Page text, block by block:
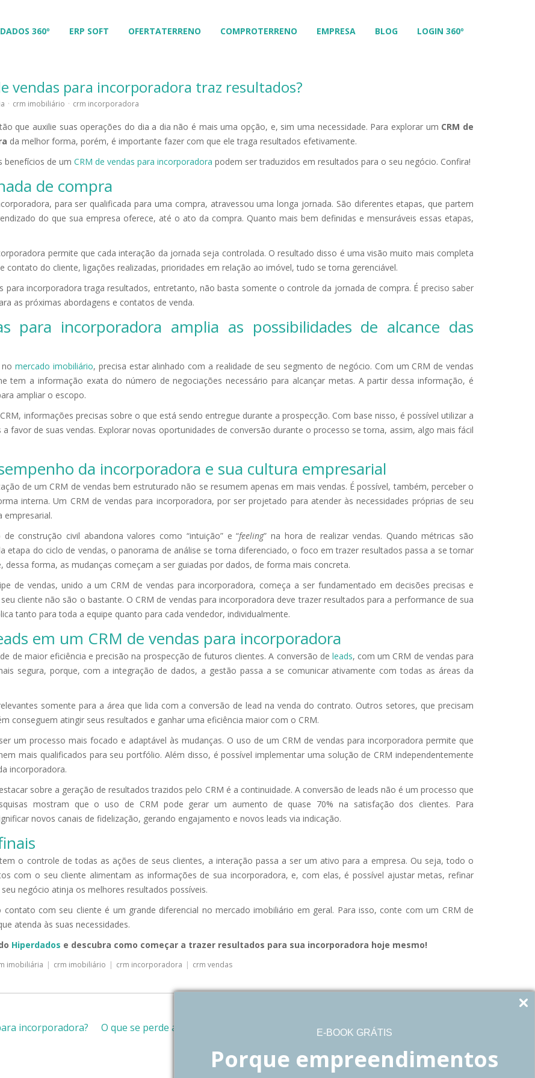
E-BOOK GRÁTIS
Porque empreendimentos
360º ERP SOFT OFERTATERRENO COMPROTERRENO EMPRESA BLOG LOGIN 360º
vendas para incorporadora traz resultados?
· crm imobiliário · crm incorporadora
que auxilie suas operações do dia a dia não é mais uma opção, e, sim uma necessidade. Para explorar um CRM de
da melhor forma, porém, é importante fazer com que ele traga resultados efetivamente.
benefícios de um CRM de vendas para incorporadora podem ser traduzidos em resultados para o seu negócio. Confira!
de compra
para ser qualificada para uma compra, atravessou uma longa jornada. São diferentes etapas, que partem
do que sua empresa oferece, até o ato da compra. Quanto mais bem definidas e mensuráveis essas etapas,
permite que cada interação da jornada seja controlada. O resultado disso é uma visão muito mais completa
contato do cliente, ligações realizadas, prioridades em relação ao imóvel, tudo se torna gerenciável.
para incorporadora traga resultados, entretanto, não basta somente o controle da jornada de compra. É preciso saber
as próximas abordagens e contatos de venda.
para incorporadora amplia as possibilidades de alcance das
nomercado imobiliário, precisa estar alinhado com a realidade de seu segmento de negócio. Com um CRM de vendas
tem a informação exata do número de negociações necessário para alcançar metas. A partir dessa informação, é
ampliar o escopo.
informações precisas sobre o que está sendo entregue durante a prospecção. Com base nisso, é possível utilizar a
favor de suas vendas. Explorar novas oportunidades de conversão durante o processo se torna, assim, algo mais fácil
da incorporadora e sua cultura empresarial
de um CRM de vendas bem estruturado não se resumem apenas em mais vendas. É possível, também, perceber o
interna. Um CRM de vendas para incorporadora, por ser projetado para atender às necessidades próprias de seu
empresarial.
construção civil abandona valores como “intuição” e “feeling” na hora de realizar vendas. Quando métricas são
etapa do ciclo de vendas, o panorama de análise se torna diferenciado, o foco em trazer resultados passa a se tornar
dessa forma, as mudanças começam a ser guiadas por dados, de forma mais concreta.
de vendas, unido a um CRM de vendas para incorporadora, começa a ser fundamentado em decisões precisas e
cliente não são o bastante. O CRM de vendas para incorporadora deve trazer resultados para a performance de sua
tanto para toda a equipe quanto para cada vendedor, individualmente.
em um CRM de vendas para incorporadora
de maior eficiência e precisão na prospecção de futuros clientes. A conversão de leads, com um CRM de vendas para
segura, porque, com a integração de dados, a gestão passa a se comunicar ativamente com todas as áreas da
somente para a área que lida com a conversão de lead na venda do contrato. Outros setores, que precisam
conseguem atingir seus resultados e ganhar uma eficiência maior com o CRM.
um processo mais focado e adaptável às mudanças. O uso de um CRM de vendas para incorporadora permite que
mais qualificados para seu portfólio. Além disso, é possível implementar uma solução de CRM independentemente
incorporadora.
sobre a geração de resultados trazidos pelo CRM é a continuidade. A conversão de leads não é um processo que
mostram que o uso de CRM pode gerar um aumento de quase 70% na satisfação dos clientes. Para
novos canais de fidelização, gerando engajamento e novos leads via indicação.
o controle de todas as ações de seus clientes, a interação passa a ser um ativo para a empresa. Ou seja, todo o
com o seu cliente alimentam as informações de sua incorporadora, e, com elas, é possível ajustar metas, refinar
negócio atinja os melhores resultados possíveis.
contato com seu cliente é um grande diferencial no mercado imobiliário em geral. Para isso, conte com um CRM de
atenda às suas necessidades.
Hiperdados e descubra como começar a trazer resultados para sua incorporadora hoje mesmo!
imobiliária | crm imobiliário | crm incorporadora | crm vendas
incorporadora? O que se perde ao negligenciar a inteligência de mercado para incorporadoras?